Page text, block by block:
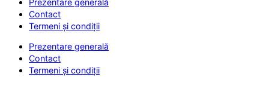
Prezentare generală
Contact
Termeni și condiții
Prezentare generală
Contact
Termeni și condiții